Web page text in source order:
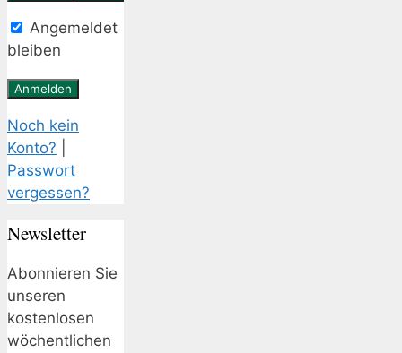
Angemeldet
bleiben
Noch kein
Konto?
Passwort
vergessen?
Newsletter
Abonnieren Sie
unseren
kostenlosen
wöchentlichen